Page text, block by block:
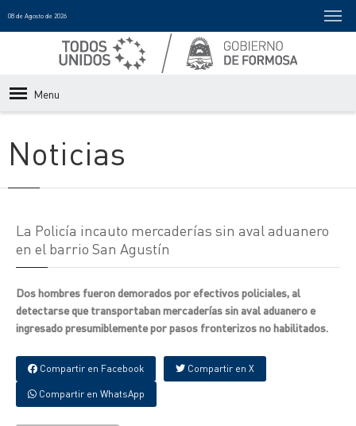
08 de Agosto de 2026
Menu
Noticias
La Policía incauto mercaderías sin aval aduanero
en el barrio San Agustín
Dos hombres fueron demorados por efectivos policiales, al
detectarse que transportaban mercaderías sin aval aduanero e
ingresado presumiblemente por pasos fronterizos no habilitados.
Compartir en Facebook Compartir en X
Compartir en WhatsApp